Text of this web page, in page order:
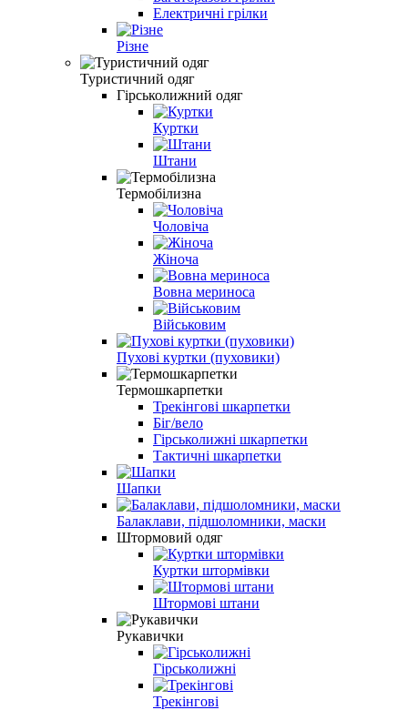
Електричні грілки
Різне
Туристичний одяг
Гірськолижний одяг
Куртки
Штани
Термобілизна
Чоловіча
Жіноча
Вовна мериноса
Військовим
Пухові куртки (пуховики)
Термошкарпетки
Трекінгові шкарпетки
Біг/вело
Гірськолижні шкарпетки
Тактичні шкарпетки
Шапки
Балаклави, підшоломники, маски
Штормовий одяг
Куртки штормівки
Штормові штани
Рукавички
Гірськолижні
Трекінгові